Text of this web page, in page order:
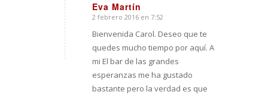
Eva Martín
Dice:
2 febrero 2016 en 7:52
Bienvenida Carol. Deseo que te
quedes mucho tiempo por aquí. A
mi El bar de las grandes
esperanzas me ha gustado
bastante pero la verdad es que